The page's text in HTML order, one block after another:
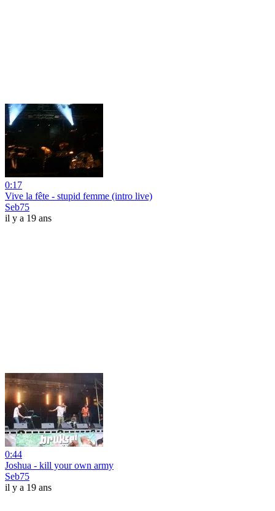
0:17
Vive la fête - stupid femme (intro live)
Seb75
il y a 19 ans
0:44
Joshua - kill your own army
Seb75
il y a 19 ans